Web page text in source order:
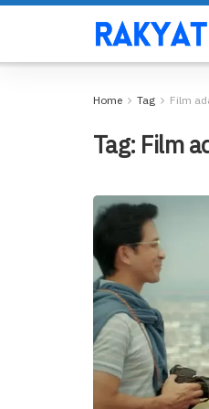
Home Tag Film
Tag: Film